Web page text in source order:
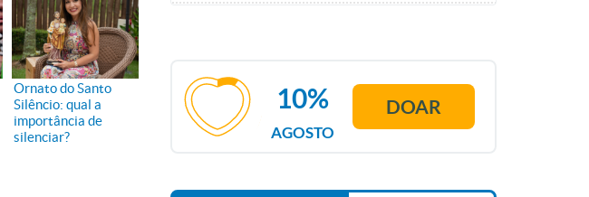
Ornato do Santo
Silêncio: qual a
importância de
silenciar?
AGOSTO
10% DOAR